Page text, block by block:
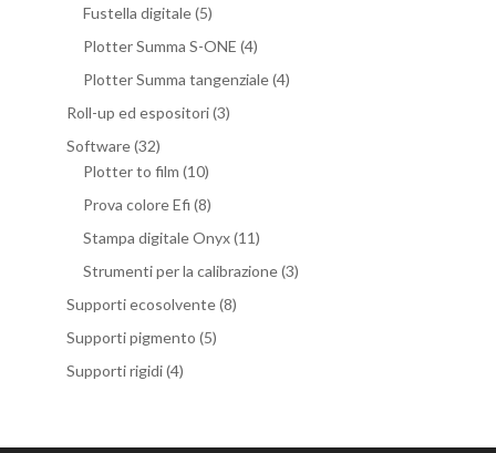
Fustella digitale(5)
Plotter Summa S-ONE (4)
Plotter Summa tangenziale(4)
Roll-up ed espositori(3)
Software(32)
Plotter to film (10)
Prova colore Efi (8)
Stampa digitale Onyx(11)
Strumenti per la calibrazione(3)
Supporti ecosolvente(8)
Supporti pigmento (5)
Supporti rigidi(4)